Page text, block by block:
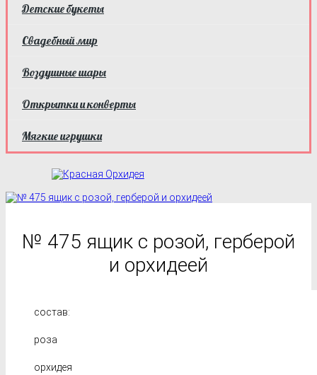
Детские букеты
Свадебный мир
Воздушные шары
Открытки и конверты
Мягкие игрушки
№ 475 ящик с розой, герберой
и орхидеей
состав:
роза
орхидея